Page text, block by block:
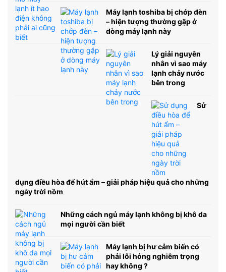
Máy lạnh toshiba bị chớp đèn
– hiện tượng thường gặp ở
dòng máy lạnh này
Lý giải nguyên
nhân vì sao máy
lạnh chảy nước
bên trong
Sử
dụng điều hòa để hút ẩm – giải pháp hiệu quả cho những
ngày trời nồm
Những cách ngủ máy lạnh không bị khô da
mọi người cần biết
Máy lạnh bị hư cảm biến có
phải lỗi hỏng nghiêm trọng
hay không ?